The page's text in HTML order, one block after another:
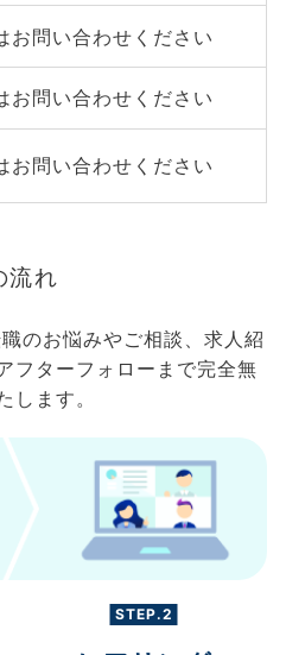
お問い合わせください
お問い合わせください
お問い合わせください
流れ
のお悩みやご相談、求人紹
フターフォローまで完全無
します。
STEP.2